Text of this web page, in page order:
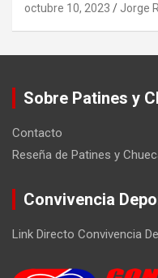
octubre 10, 2023 Jorge
Sobre Patines y
Contacto
Reseña de Patines y
Convivencia
Link Directo Convivencia